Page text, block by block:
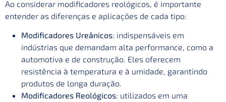
Ao considerar modificadores reológicos, é importante
entender as diferenças e aplicações de cada tipo:
Modificadores Ureânicos: indispensáveis em
indústrias que demandam alta performance, como a
automotiva e de construção. Eles oferecem
resistência à temperatura e à umidade, garantindo
produtos de longa duração.
Modificadores Reológicos: utilizados em uma